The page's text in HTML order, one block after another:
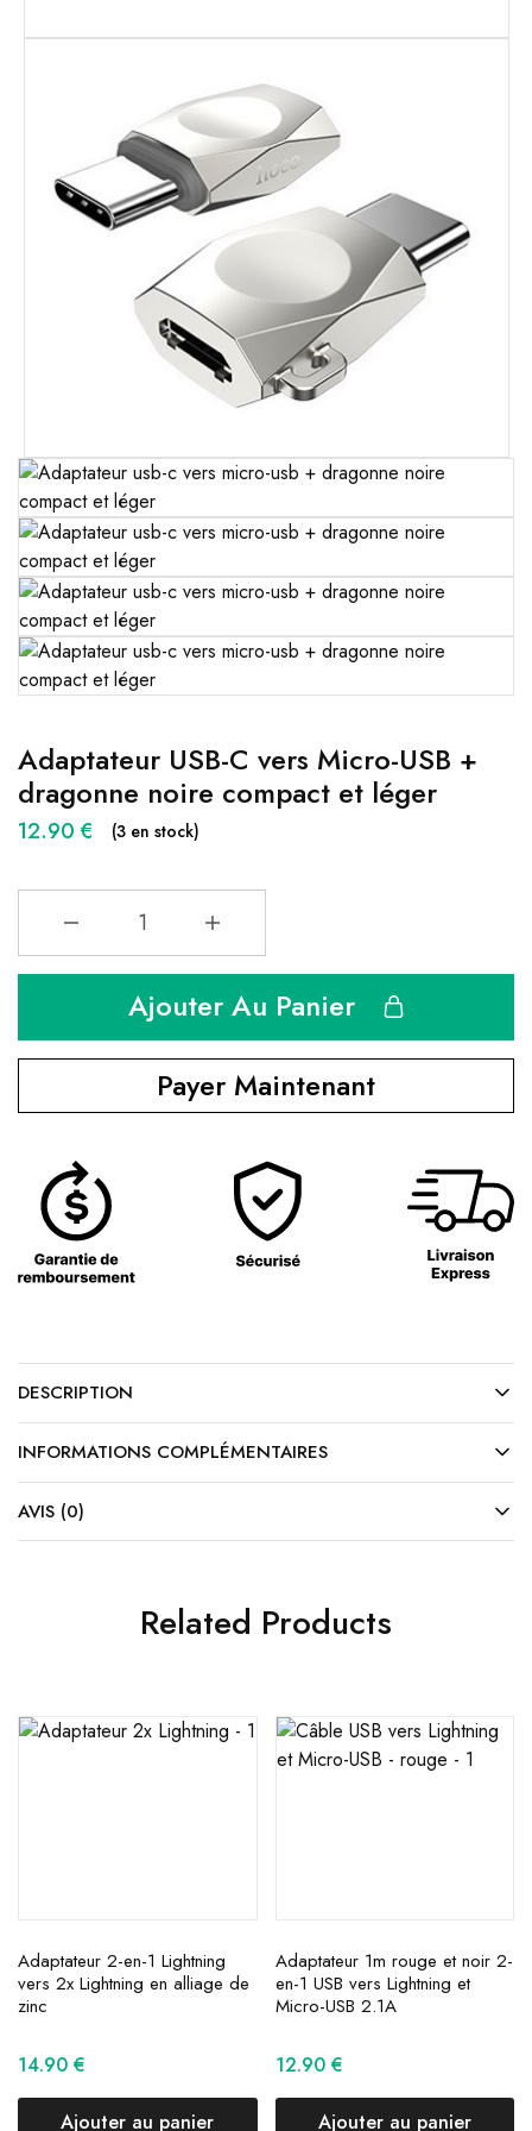
Adaptateur USB-C vers Micro-USB +
dragonne noire compact et léger
12.90 € (3 en stock)
Ajouter Au Panier
Payer Maintenant
DESCRIPTION
INFORMATIONS COMPLÉMENTAIRES
AVIS (0)
Related Products
Adaptateur 2-en-1 Lightning
vers 2x Lightning en alliage de
zinc
14.90 €
Ajouter au panier
Adaptateur 1m rouge et noir 2-
en-1 USB vers Lightning et
Micro-USB 2.1A
12.90 €
Ajouter au panier